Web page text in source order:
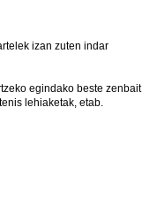
izan zuten indar
egindako beste zenbait
lehiaketak, etab.